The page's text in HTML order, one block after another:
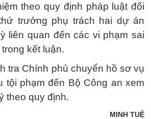
theo quy định pháp luật đối
trưởng phụ trách hai dự án
liên quan đến các vi phạm sai
kết luận.
tra Chính phủ chuyển hồ sơ vụ
tội phạm đến Bộ Công an xem
theo quy định.
MINH TUỆ